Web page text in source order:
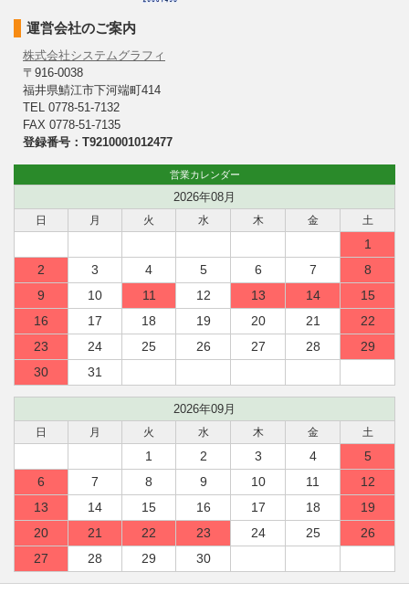
運営会社のご案内
株式会社システムグラフィ
〒916-0038
福井県鯖江市下河端町414
TEL 0778-51-7132
FAX 0778-51-7135
登録番号：T9210001012477
営業カレンダー
2026年08月
日 月 火 水 木 金 土
1
2
3 4 5 6 7
8
9
10 11 12 13 14
15
16
17 18 19 20 21
22
23
24 25 26 27 28
29
30
31
2026年09月
日 月 火 水 木 金 土
1 2 3 4
5
6
7 8 9 10 11
12
13
14 15 16 17 18
19
20
21 22 23 24 25
26
27
28 29 30